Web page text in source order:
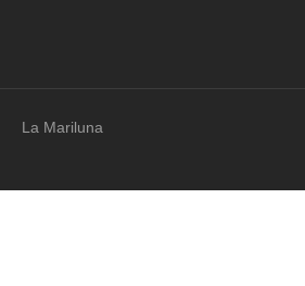
La Mariluna